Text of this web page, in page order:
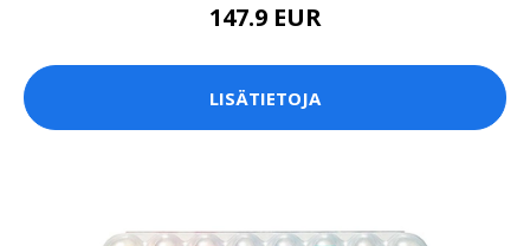
147.9 EUR
LISÄTIETOJA